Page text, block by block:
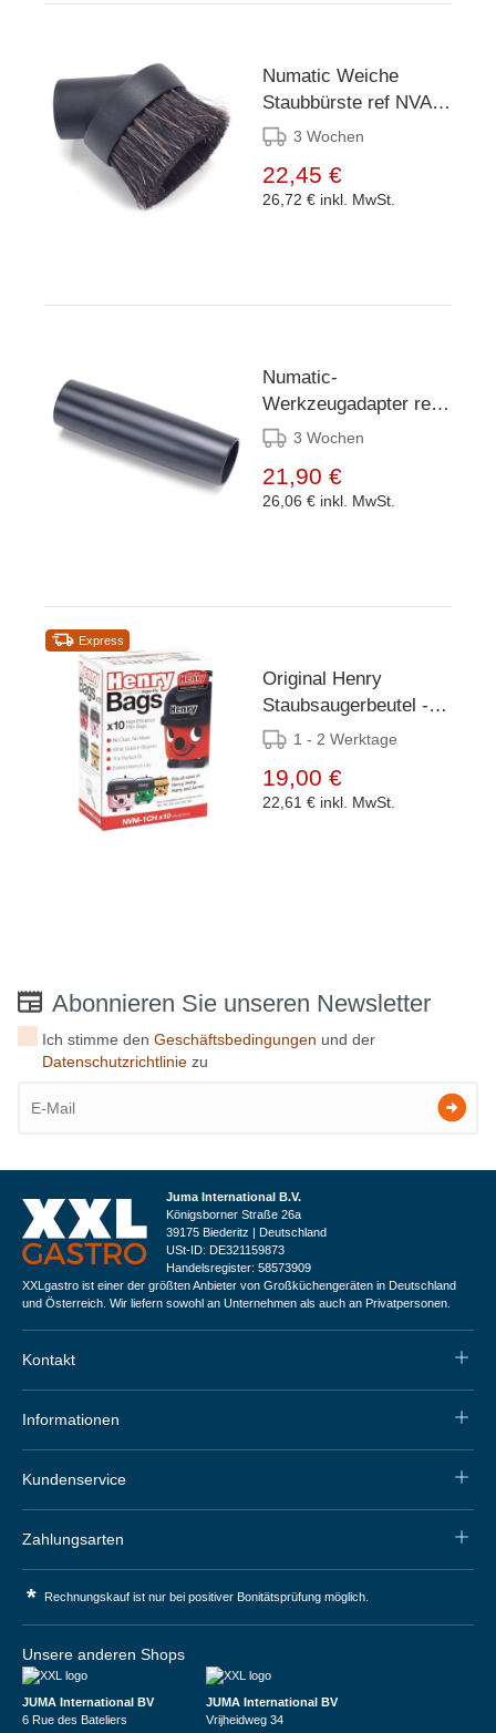
Numatic Weiche
Staubbürste ref NVA-
6011443 Wochen
22,45 €
26,72 € inkl. MwSt.
Numatic-
Werkzeugadapter ref
NVA-601141
3 Wochen
21,90 €
26,06 € inkl. MwSt.
Express
Original Henry
Staubsaugerbeutel -
10-er Packung
1 - 2 Werktage
19,00 €
22,61 € inkl. MwSt.
Abonnieren Sie unseren Newsletter
Ich stimme denGeschäftsbedingungen und der
Datenschutzrichtlinie zu
Juma International B.V.
Königsborner Straße 26a
39175 Biederitz | Deutschland
USt-ID: DE321159873
Handelsregister: 58573909
XXLgastro ist einer der größten Anbieter von Großküchengeräten in Deutschland
und Österreich. Wir liefern sowohl an Unternehmen als auch an Privatpersonen.
Kontakt
Informationen
Kundenservice
Zahlungsarten
* Rechnungskauf ist nur bei positiver Bonitätsprüfung möglich.
Unsere anderen Shops
JUMA International BV
6 Rue des Bateliers
JUMA International BV
Vrijheidweg 34